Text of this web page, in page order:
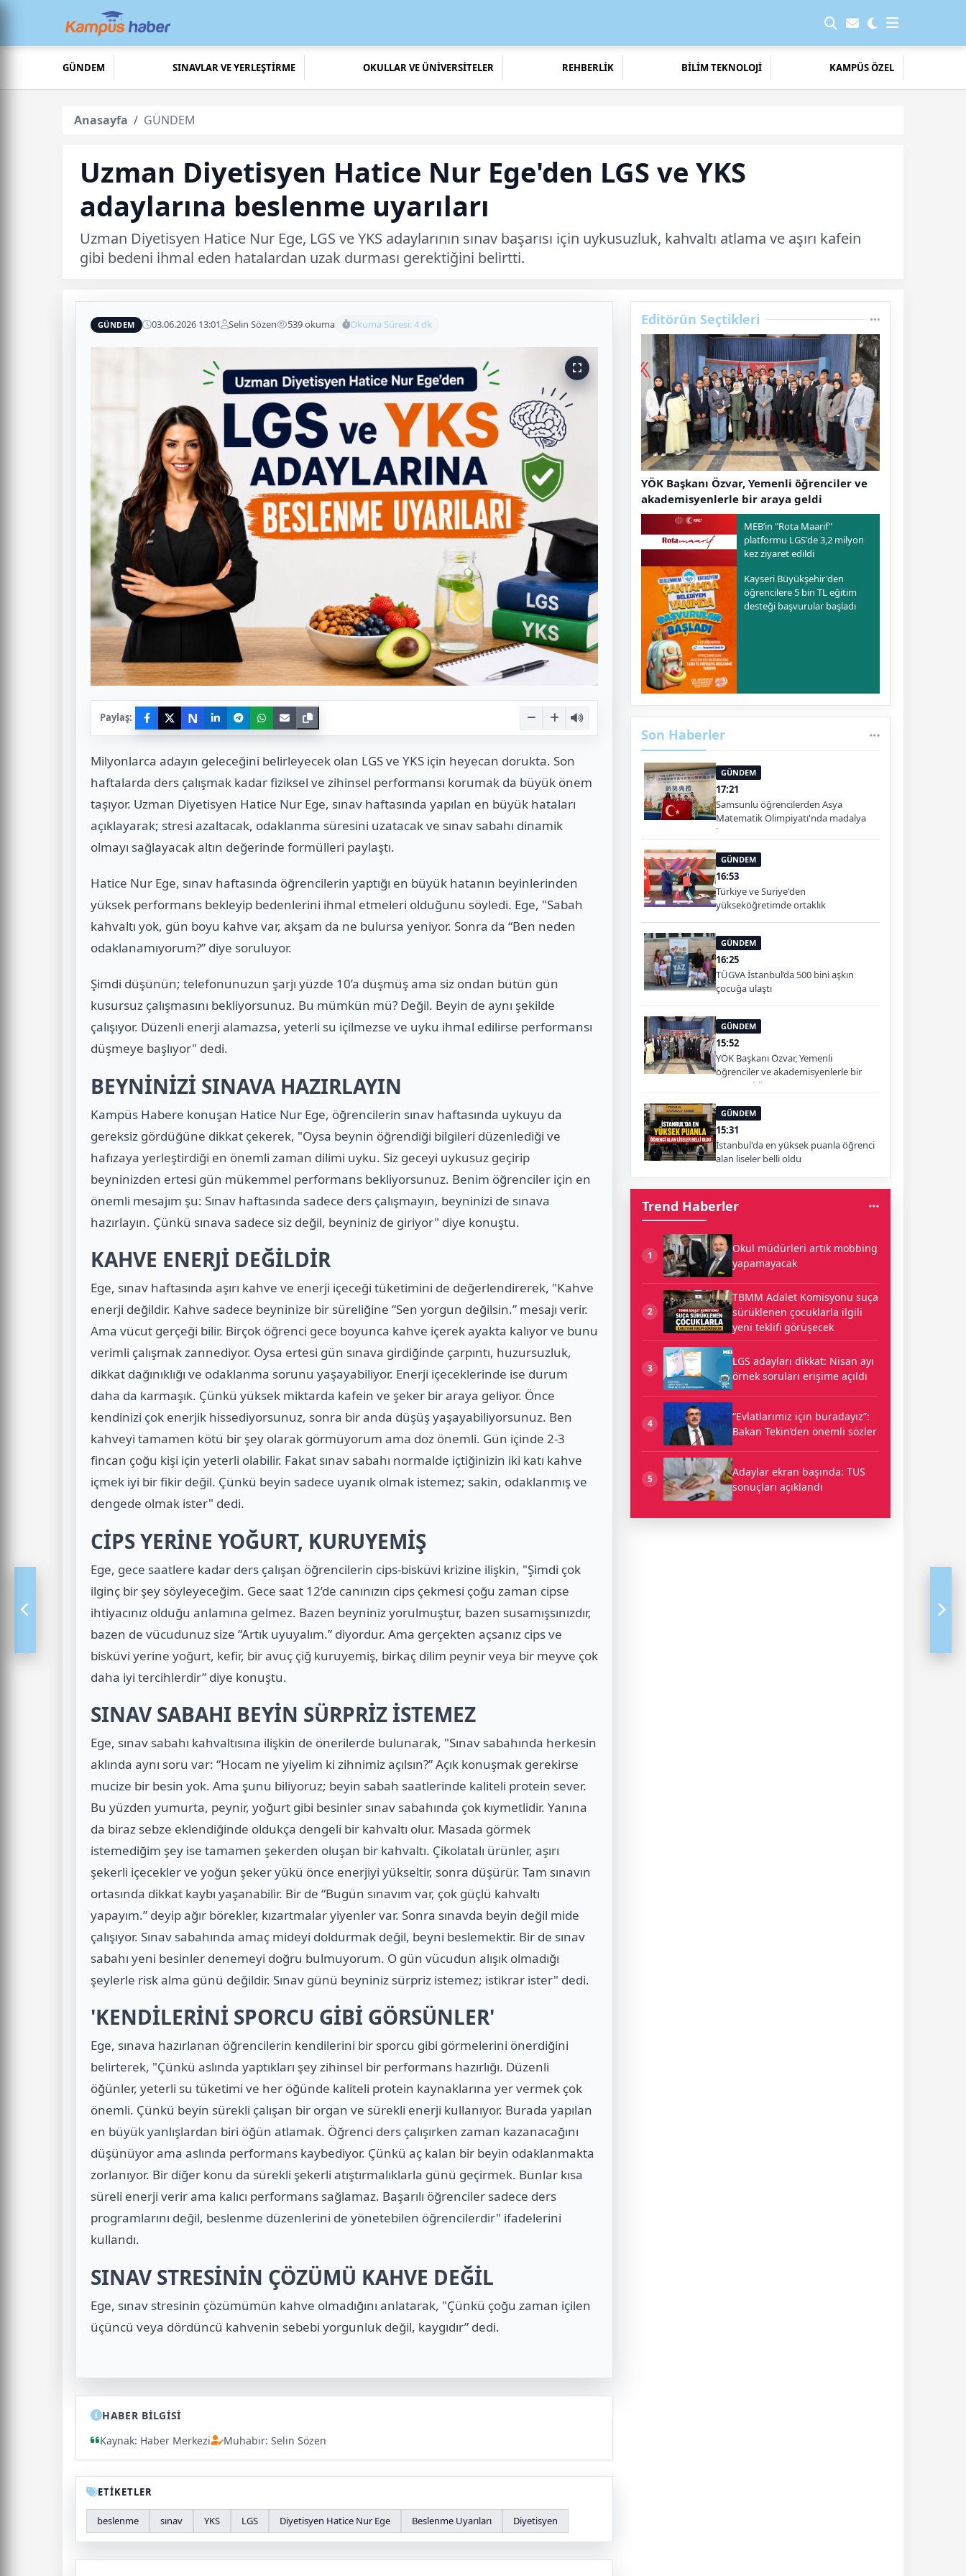
GÜNDEM SINAVLAR VE YERLEŞTİRME OKULLAR VE ÜNİVERSİTELER REHBERLİK BİLİM TEKNOLOJİ KAMPÜS ÖZEL
Anasayfa GÜNDEM
Uzman Diyetisyen Hatice Nur Ege'den LGS ve YKS
adaylarına beslenme uyarıları
Uzman Diyetisyen Hatice Nur Ege, LGS ve YKS adaylarının sınav başarısı için uykusuzluk, kahvaltı atlama ve aşırı kafein
gibi bedeni ihmal eden hatalardan uzak durması gerektiğini belirtti.
GÜNDEM 03.06.2026 13:01 Selin Sözen 539 okuma Okuma Süresi: 4 dk
Paylaş: N
Milyonlarca adayın geleceğini belirleyecek olan LGS ve YKS için heyecan dorukta. Son
haftalarda ders çalışmak kadar fiziksel ve zihinsel performansı korumak da büyük önem
taşıyor. Uzman Diyetisyen Hatice Nur Ege, sınav haftasında yapılan en büyük hataları
açıklayarak; stresi azaltacak, odaklanma süresini uzatacak ve sınav sabahı dinamik
olmayı sağlayacak altın değerinde formülleri paylaştı.
Hatice Nur Ege, sınav haftasında öğrencilerin yaptığı en büyük hatanın beyinlerinden
yüksek performans bekleyip bedenlerini ihmal etmeleri olduğunu söyledi. Ege, "Sabah
kahvaltı yok, gün boyu kahve var, akşam da ne bulursa yeniyor. Sonra da “Ben neden
odaklanamıyorum?” diye soruluyor.
Şimdi düşünün; telefonunuzun şarjı yüzde 10’a düşmüş ama siz ondan bütün gün
kusursuz çalışmasını bekliyorsunuz. Bu mümkün mü? Değil. Beyin de aynı şekilde
çalışıyor. Düzenli enerji alamazsa, yeterli su içilmezse ve uyku ihmal edilirse performansı
düşmeye başlıyor" dedi.
BEYNİNİZİ SINAVA HAZIRLAYIN
Kampüs Habere konuşan Hatice Nur Ege, öğrencilerin sınav haftasında uykuyu da
gereksiz gördüğüne dikkat çekerek, "Oysa beynin öğrendiği bilgileri düzenlediği ve
hafızaya yerleştirdiği en önemli zaman dilimi uyku. Siz geceyi uykusuz geçirip
beyninizden ertesi gün mükemmel performans bekliyorsunuz. Benim öğrenciler için en
önemli mesajım şu: Sınav haftasında sadece ders çalışmayın, beyninizi de sınava
hazırlayın. Çünkü sınava sadece siz değil, beyniniz de giriyor" diye konuştu.
KAHVE ENERJİ DEĞİLDİR
Ege, sınav haftasında aşırı kahve ve enerji içeceği tüketimini de değerlendirerek, "Kahve
enerji değildir. Kahve sadece beyninize bir süreliğine “Sen yorgun değilsin.” mesajı verir.
Ama vücut gerçeği bilir. Birçok öğrenci gece boyunca kahve içerek ayakta kalıyor ve bunu
verimli çalışmak zannediyor. Oysa ertesi gün sınava girdiğinde çarpıntı, huzursuzluk,
dikkat dağınıklığı ve odaklanma sorunu yaşayabiliyor. Enerji içeceklerinde ise durum
daha da karmaşık. Çünkü yüksek miktarda kafein ve şeker bir araya geliyor. Önce
kendinizi çok enerjik hissediyorsunuz, sonra bir anda düşüş yaşayabiliyorsunuz. Ben
kahveyi tamamen kötü bir şey olarak görmüyorum ama doz önemli. Gün içinde 2-3
fincan çoğu kişi için yeterli olabilir. Fakat sınav sabahı normalde içtiğinizin iki katı kahve
içmek iyi bir fikir değil. Çünkü beyin sadece uyanık olmak istemez; sakin, odaklanmış ve
dengede olmak ister" dedi.
CİPS YERİNE YOĞURT, KURUYEMİŞ
Ege, gece saatlere kadar ders çalışan öğrencilerin cips-bisküvi krizine ilişkin, "Şimdi çok
ilginç bir şey söyleyeceğim. Gece saat 12’de canınızın cips çekmesi çoğu zaman cipse
ihtiyacınız olduğu anlamına gelmez. Bazen beyniniz yorulmuştur, bazen susamışsınızdır,
bazen de vücudunuz size “Artık uyuyalım.” diyordur. Ama gerçekten açsanız cips ve
bisküvi yerine yoğurt, kefir, bir avuç çiğ kuruyemiş, birkaç dilim peynir veya bir meyve çok
daha iyi tercihlerdir” diye konuştu.
SINAV SABAHI BEYİN SÜRPRİZ İSTEMEZ
Ege, sınav sabahı kahvaltısına ilişkin de önerilerde bulunarak, "Sınav sabahında herkesin
aklında aynı soru var: “Hocam ne yiyelim ki zihnimiz açılsın?” Açık konuşmak gerekirse
mucize bir besin yok. Ama şunu biliyoruz; beyin sabah saatlerinde kaliteli protein sever.
Bu yüzden yumurta, peynir, yoğurt gibi besinler sınav sabahında çok kıymetlidir. Yanına
da biraz sebze eklendiğinde oldukça dengeli bir kahvaltı olur. Masada görmek
istemediğim şey ise tamamen şekerden oluşan bir kahvaltı. Çikolatalı ürünler, aşırı
şekerli içecekler ve yoğun şeker yükü önce enerjiyi yükseltir, sonra düşürür. Tam sınavın
ortasında dikkat kaybı yaşanabilir. Bir de “Bugün sınavım var, çok güçlü kahvaltı
yapayım.” deyip ağır börekler, kızartmalar yiyenler var. Sonra sınavda beyin değil mide
çalışıyor. Sınav sabahında amaç mideyi doldurmak değil, beyni beslemektir. Bir de sınav
sabahı yeni besinler denemeyi doğru bulmuyorum. O gün vücudun alışık olmadığı
şeylerle risk alma günü değildir. Sınav günü beyniniz sürpriz istemez; istikrar ister" dedi.
'KENDİLERİNİ SPORCU GİBİ GÖRSÜNLER'
Ege, sınava hazırlanan öğrencilerin kendilerini bir sporcu gibi görmelerini önerdiğini
belirterek, "Çünkü aslında yaptıkları şey zihinsel bir performans hazırlığı. Düzenli
öğünler, yeterli su tüketimi ve her öğünde kaliteli protein kaynaklarına yer vermek çok
önemli. Çünkü beyin sürekli çalışan bir organ ve sürekli enerji kullanıyor. Burada yapılan
en büyük yanlışlardan biri öğün atlamak. Öğrenci ders çalışırken zaman kazanacağını
düşünüyor ama aslında performans kaybediyor. Çünkü aç kalan bir beyin odaklanmakta
zorlanıyor. Bir diğer konu da sürekli şekerli atıştırmalıklarla günü geçirmek. Bunlar kısa
süreli enerji verir ama kalıcı performans sağlamaz. Başarılı öğrenciler sadece ders
programlarını değil, beslenme düzenlerini de yönetebilen öğrencilerdir" ifadelerini
kullandı.
SINAV STRESİNİN ÇÖZÜMÜ KAHVE DEĞİL
Ege, sınav stresinin çözümümün kahve olmadığını anlatarak, "Çünkü çoğu zaman içilen
üçüncü veya dördüncü kahvenin sebebi yorgunluk değil, kaygıdır” dedi.
HABER BİLGİSİ
Kaynak: Haber Merkezi
Muhabir: Selin Sözen
ETİKETLER
beslenme sınav YKS LGS Diyetisyen Hatice Nur Ege Beslenme Uyarıları Diyetisyen
Editörün Seçtikleri
YÖK Başkanı Özvar, Yemenli öğrenciler ve
akademisyenlerle bir araya geldi
MEB’in "Rota Maarif"
platformu LGS'de 3,2 milyon
kez ziyaret edildi
Kayseri Büyükşehir'den
öğrencilere 5 bin TL eğitim
desteği başvurular başladı
Son Haberler
GÜNDEM
17:21
Samsunlu öğrencilerden Asya
Matematik Olimpiyatı'nda madalya
başarısı
GÜNDEM
16:53
Türkiye ve Suriye'den
yükseköğretimde ortaklık
GÜNDEM
16:25
TÜGVA İstanbul’da 500 bini aşkın
çocuğa ulaştı
GÜNDEM
15:52
YÖK Başkanı Özvar, Yemenli
öğrenciler ve akademisyenlerle bir
araya geldi
GÜNDEM
15:31
İstanbul'da en yüksek puanla öğrenci
alan liseler belli oldu
Trend Haberler
1
Okul müdürleri artık mobbing
yapamayacak
2
TBMM Adalet Komisyonu suça
sürüklenen çocuklarla ilgili
yeni teklifi görüşecek
3
LGS adayları dikkat: Nisan ayı
örnek soruları erişime açıldı
4
“Evlatlarımız için buradayız”:
Bakan Tekin’den önemli sözler
5
Adaylar ekran başında: TUS
sonuçları açıklandı